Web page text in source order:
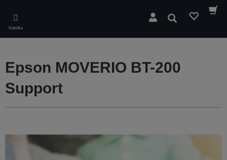
main
content
Nabídka
Hledat
Epson MOVERIO BT-200
Support